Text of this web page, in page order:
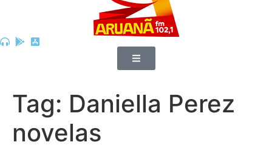
Tag: Daniella Perez
novelas